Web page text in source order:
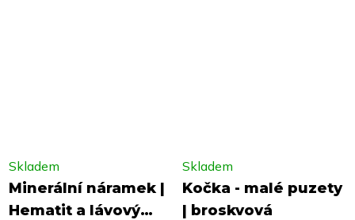
Minerální náramek |
Hematit a lávový
Skladem
Kočka - malé puzety
| broskvová
Skladem